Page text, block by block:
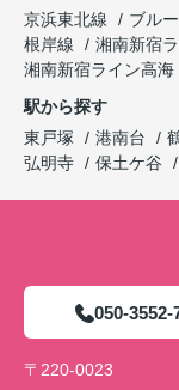
京浜東北線
ブル
根岸線
湘南新宿
湘南新宿ライン高海
駅から探す
東戸塚
港南台
弘明寺
保土ケ谷
050-3552-
〒220-0023